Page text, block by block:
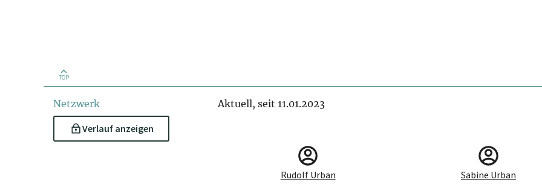
TOP
Netzwerk
Verlauf anzeigen
Aktuell, seit 11.01.2023
Rudolf Urban Sabine Urban